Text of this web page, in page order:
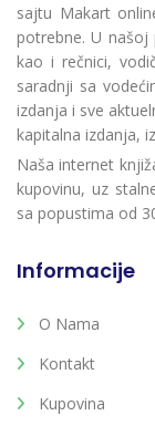
sajtu Makart
potrebne. U našoj
kao i rečnici,
saradnji sa
izdanja i sve
kapitalna izdanja,
Naša internet
kupovinu, uz
sa popustima od
Informacije
O Nama
Kontakt
Kupovina